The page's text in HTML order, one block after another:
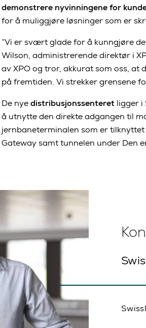
demonstrere nyvinningene for
for å muliggjøre løsninger som er
”Vi er svært glade for å kunngjøre
Wilson, administrerende direktør i
av XPO og tror, akkurat som oss, at
på fremtiden. Vi strekker grensene
De nyedistribusjonssenteret ligger i
å utnytte den direkte adgangen til
jernbaneterminalen som er
Gateway samt tunnelen under Den